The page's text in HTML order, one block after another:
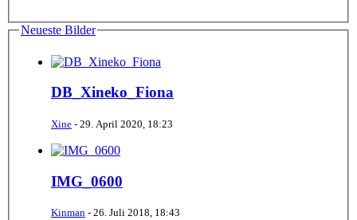
Neueste Bilder
DB_Xineko_Fiona
Xine - 29. April 2020, 18:23
IMG_0600
Kinman - 26. Juli 2018, 18:43